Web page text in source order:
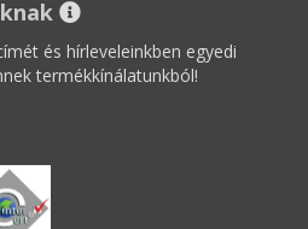
és hírleveleinkben egyedi
termékkínálatunkból!